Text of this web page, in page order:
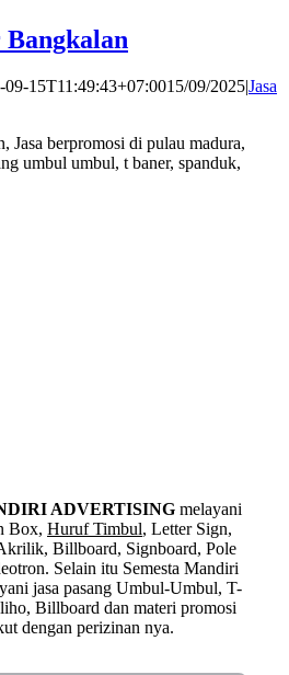
Bangkalan
09-15T11:49:43+07:0015/09/2025|Jasa
Jasa berpromosi di pulau madura,
umbul umbul, t baner, spanduk,
ADVERTISINGmelayani
Box, Huruf Timbul, Letter Sign,
Billboard, Signboard, Pole
Selain itu Semesta Mandiri
jasa pasang Umbul-Umbul, T-
Billboard dan materi promosi
dengan perizinan nya.